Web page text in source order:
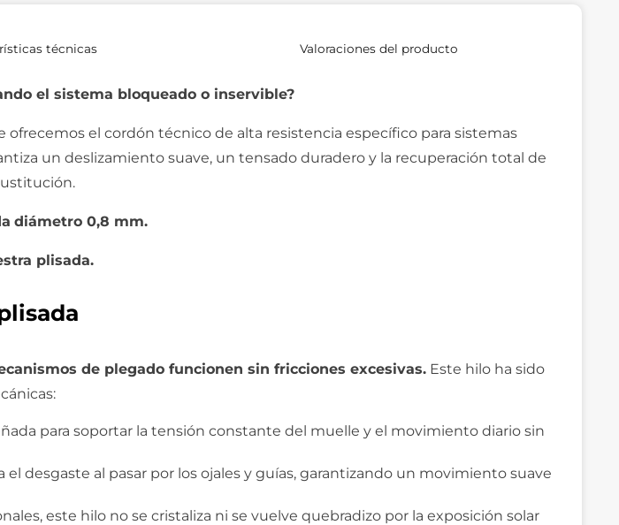
técnicas Valoraciones del producto
el sistema bloqueado o inservible?
el cordón técnico de alta resistencia específico para sistemas
un deslizamiento suave, un tensado duradero y la recuperación total de
diámetro 0,8 mm.
plisada.
de plegado funcionen sin fricciones excesivas. Este hilo ha sido
para soportar la tensión constante del muelle y el movimiento diario sin
desgaste al pasar por los ojales y guías, garantizando un movimiento suave
este hilo no se cristaliza ni se vuelve quebradizo por la exposición solar